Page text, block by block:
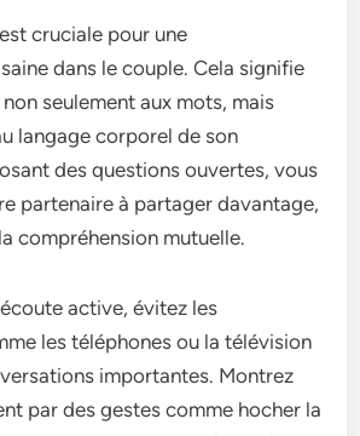
cruciale pour une
dans le couple. Cela signifie
seulement aux mots, mais
langage corporel de son
des questions ouvertes, vous
partenaire à partager davantage,
compréhension mutuelle.
active, évitez les
les téléphones ou la télévision
importantes. Montrez
par des gestes comme hocher la